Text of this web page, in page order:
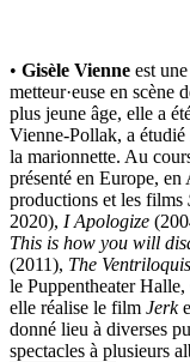
• Gisèle Vienne est
metteur·euse en scène
plus jeune âge, elle a
Vienne-Pollak, a
la marionnette. Au
présenté en Europe,
productions et les films
2020), I Apologize
This is how you will
(2011), The
le Puppentheater
elle réalise le film Jerk
donné lieu à diverses
spectacles à plusieurs